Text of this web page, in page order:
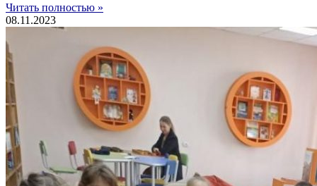
Читать полностью »
08.11.2023